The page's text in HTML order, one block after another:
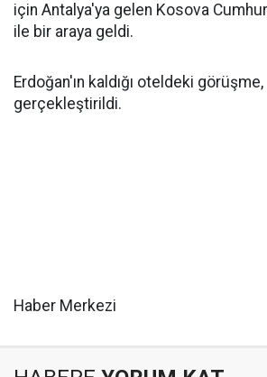
için Antalya'ya gelen Kosova
ile bir araya geldi.
Erdoğan'ın kaldığı oteldeki görüşme,
gerçekleştirildi.
Haber Merkezi